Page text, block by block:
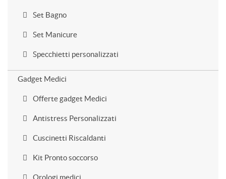
Set Bagno
Set Manicure
Specchietti personalizzati
Gadget Medici
Offerte gadget Medici
Antistress Personalizzati
Cuscinetti Riscaldanti
Kit Pronto soccorso
Orologi medici